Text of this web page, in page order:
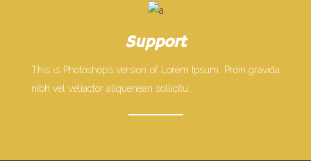
Support
This is Photoshop’s version of Lorem Ipsum. Proin gravida
nibh vel veliactor aliquenean sollicitu.